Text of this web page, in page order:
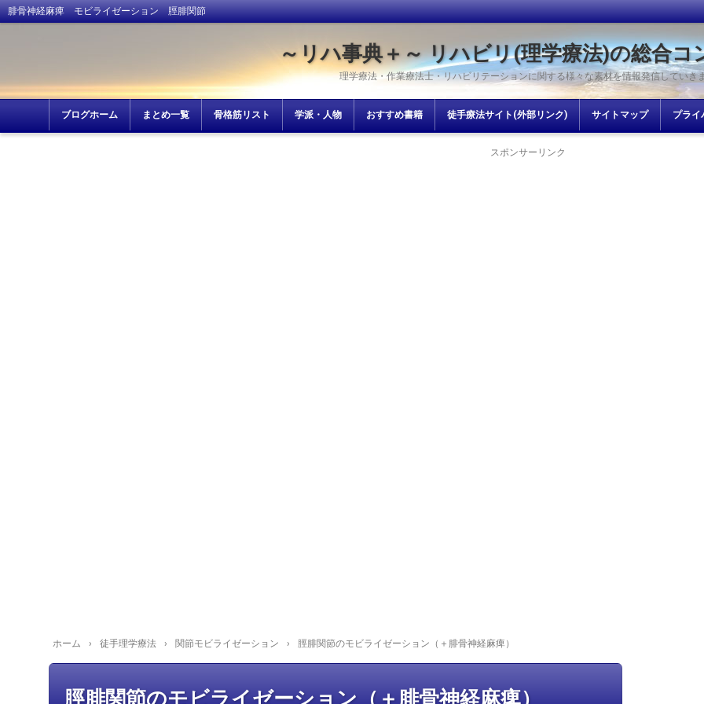
腓骨神経麻痺 モビライゼーション 脛腓関節
～リハ事典＋～ リハビリ(理学療法)の総合コ
理学療法・作業療法士・リハビリテーションに関する様々な素材を情報発信していき
ブログホーム まとめ一覧 骨格筋リスト 学派・人物 おすすめ書籍 徒手療法サイト(外部リンク) サイトマップ プライ
スポンサーリンク
ホーム › 徒手理学療法 › 関節モビライゼーション › 脛腓関節のモビライゼーション（＋腓骨神経麻痺）
脛腓関節のモビライゼーション（＋腓骨神経麻痺）